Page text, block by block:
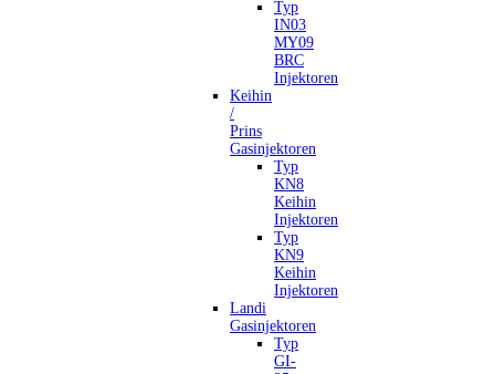
Typ
IN03
MY09
BRC
Injektoren
Keihin
/
Prins
Gasinjektoren
Typ
KN8
Keihin
Injektoren
Typ
KN9
Keihin
Injektoren
Landi
Gasinjektoren
Typ
GI-